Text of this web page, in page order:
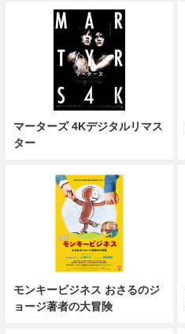
マーターズ 4Kデジタルリマス
ター
モンキービジネス おさるのジ
ョージ著者の大冒険